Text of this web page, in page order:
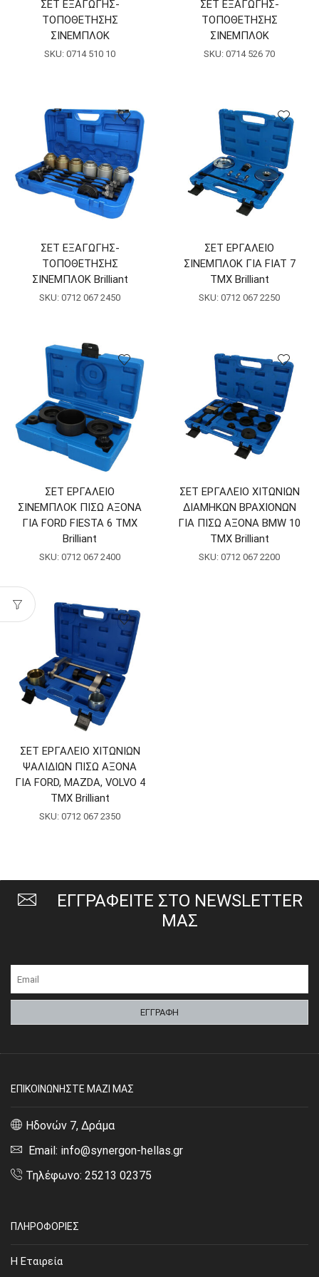
ΣΕΤ ΕΞΑΓΩΓΗΣ-
ΤΟΠΟΘΕΤΗΣΗΣ
ΣΙΝΕΜΠΛΟΚ
SKU: 0714 510 10
ΣΕΤ ΕΞΑΓΩΓΗΣ-
ΤΟΠΟΘΕΤΗΣΗΣ
ΣΙΝΕΜΠΛΟΚ
SKU: 0714 526 70
ΣΕΤ ΕΞΑΓΩΓΗΣ-
ΤΟΠΟΘΕΤΗΣΗΣ
ΣΙΝΕΜΠΛΟΚ Brilliant
SKU: 0712 067 2450
ΣΕΤ ΕΡΓΑΛΕΙΟ
ΣΙΝΕΜΠΛΟΚ ΓΙΑ FIAT 7
ΤΜΧ Brilliant
SKU: 0712 067 2250
ΣΕΤ ΕΡΓΑΛΕΙΟ
ΣΙΝΕΜΠΛΟΚ ΠΙΣΩ ΑΞΟΝΑ
ΓΙΑ FORD FIESTA 6 ΤΜΧ
Brilliant
SKU: 0712 067 2400
ΣΕΤ ΕΡΓΑΛΕΙΟ ΧΙΤΩΝΙΩΝ
ΔΙΑΜΗΚΩΝ ΒΡΑΧΙΟΝΩΝ
ΓΙΑ ΠΙΣΩ ΑΞΟΝΑ BMW 10
ΤΜΧ Brilliant
SKU: 0712 067 2200
ΣΕΤ ΕΡΓΑΛΕΙΟ ΧΙΤΩΝΙΩΝ
ΨΑΛΙΔΙΩΝ ΠΙΣΩ ΑΞΟΝΑ
ΓΙΑ FORD, MAZDA, VOLVO 4
ΤΜΧ Brilliant
SKU: 0712 067 2350
ΕΓΓΡΑΦΕΙΤΕ ΣΤΟ NEWSLETTER
ΜΑΣ
ΕΠΙΚΟΙΝΩΝΗΣΤΕ ΜΑΖΙ ΜΑΣ
Ηδονών 7, Δράμα
Email: info@synergon-hellas.gr
Τηλέφωνο: 25213 02375
ΠΛΗΡΟΦΟΡΙΕΣ
Η Εταιρεία